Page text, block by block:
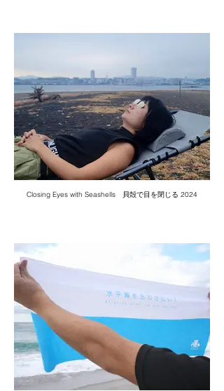
Closing Eyes with Seashells 貝殻で目を閉じる 2024